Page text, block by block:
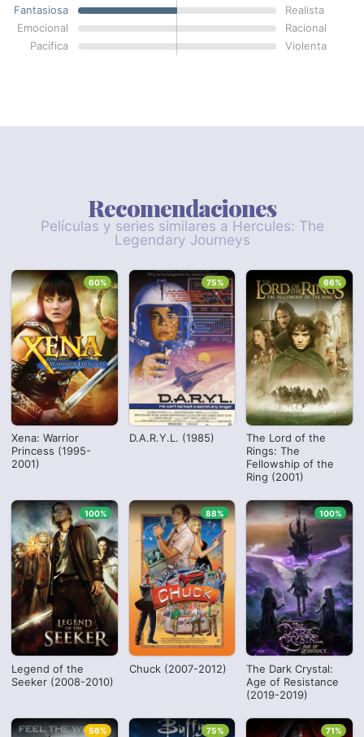
Fantasiosa
Realista
Emocional
Racional
Pacífica
Violenta
Recomendaciones
Películas y series similares a Hercules: The
Legendary Journeys
Xena: Warrior
Princess (1995-
2001)
60%
D.A.R.Y.L. (1985)
75%
The Lord of the
Rings: The
Fellowship of the
Ring (2001)
66%
Legend of the
Seeker (2008-2010)
100%
Chuck (2007-2012)
88%
The Dark Crystal:
Age of Resistance
(2019-2019)
100%
56% 75% 71%